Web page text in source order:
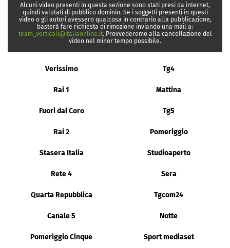
Alcuni video presenti in questa sezione sono stati presi da internet,
quindi valutati di pubblico dominio. Se i soggetti presenti in questi
video o gli autori avessero qualcosa in contrario alla pubblicazione,
basterà fare richiesta di rimozione inviando una mail a:
team_verticali@italiaonline.it. Provvederemo alla cancellazione del
video nel minor tempo possibile.
Verissimo Tg4
Rai 1 Mattina
Fuori dal Coro Tg5
Rai 2 Pomeriggio
Stasera Italia Studioaperto
Rete 4 Sera
Quarta Repubblica Tgcom24
Canale 5 Notte
Pomeriggio Cinque Sport mediaset